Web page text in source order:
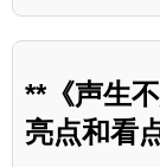
**《声生
亮点和看